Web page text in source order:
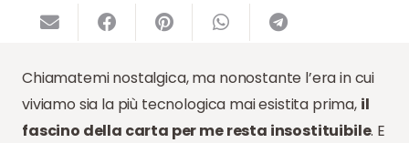
Chiamatemi nostalgica, ma nonostante l’era in cui
viviamo sia la più tecnologica mai esistita prima, il
fascino della carta per me resta insostituibile. E